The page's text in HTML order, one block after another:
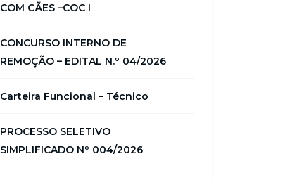
COM CÃES –COC I
CONCURSO INTERNO DE
REMOÇÃO – EDITAL N.º 04/2026
Carteira Funcional – Técnico
PROCESSO SELETIVO
SIMPLIFICADO Nº 004/2026